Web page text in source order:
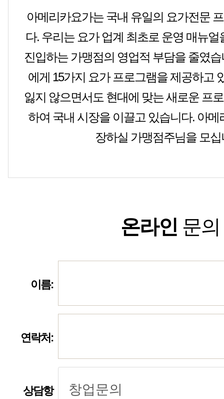
아메리카요가는 국내 유일의 요가전문
다. 우리는 요가 업계 최초로 운영 매뉴
진입하는 가맹점의 영업적 부담을 줄였
에게 15가지 요가 프로그램을 제공하고
잃지 않으면서도 현대에 맞는 새로운 프
하여 국내 시장을 이끌고 있습니다. 아
장하실 가맹점주님을 모십
온라인 문의
이름:
연락처:
상담항